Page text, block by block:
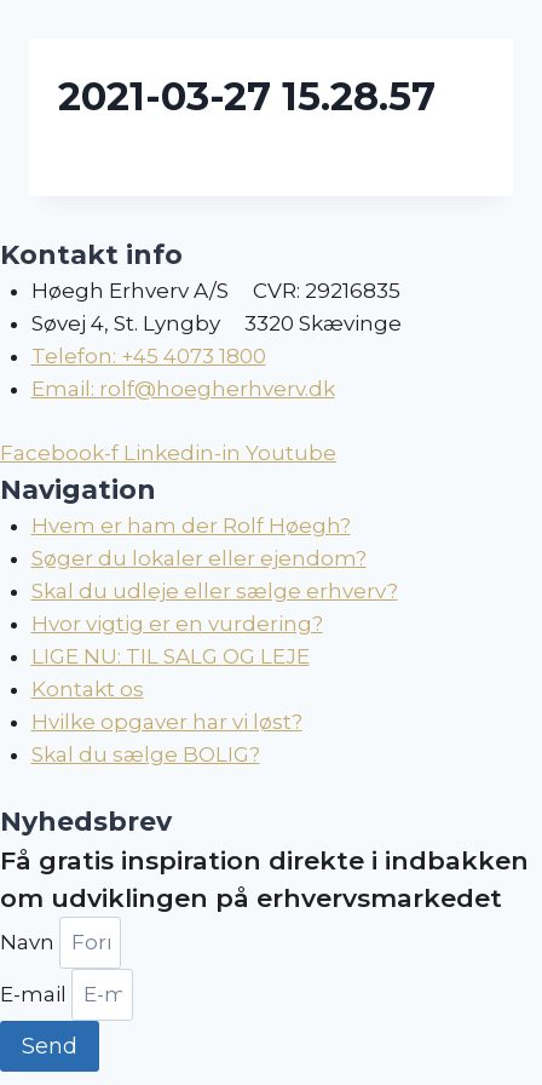
content2021-03-27 15.28.57
Kontakt info
Høegh Erhverv A/S CVR: 29216835
Søvej 4, St. Lyngby 3320 Skævinge
Telefon: +45 4073 1800
Email: rolf@hoegherhverv.dk
Facebook-f Linkedin-in Youtube
Navigation
Hvem er ham der Rolf Høegh?
Søger du lokaler eller ejendom?
Skal du udleje eller sælge erhverv?
Hvor vigtig er en vurdering?
LIGE NU: TIL SALG OG LEJE
Kontakt os
Hvilke opgaver har vi løst?
Skal du sælge BOLIG?
Nyhedsbrev
Få gratis inspiration direkte i indbakken
om udviklingen på erhvervsmarkedet
Navn
E-mail
Send